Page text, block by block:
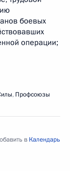
боевых
операции;
, Профсоюзы
в Календарь